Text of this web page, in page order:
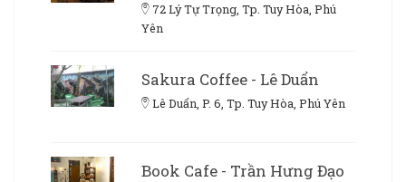
72 Lý Tự Trọng, Tp. Tuy Hòa, Phú
Yên
Sakura Coffee - Lê Duẩn
Lê Duẩn, P. 6, Tp. Tuy Hòa, Phú Yên
Book Cafe - Trần Hưng Đạo